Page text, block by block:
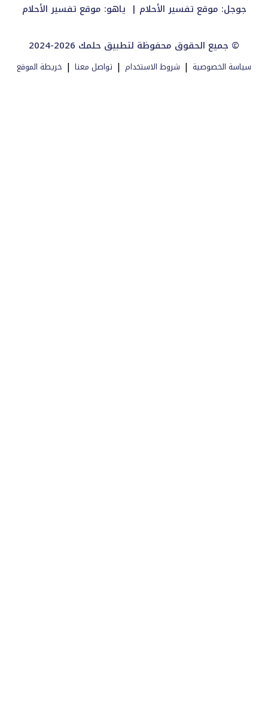
جوجل: موقع تفسير الأحلام | ياهو: موقع تفسير الأحلام
2024-2026 جميع الحقوق محفوظة لتطبيق حلمك ©
سياسة الخصوصية | شروط الاستخدام | تواصل معنا | خريطة الموقع